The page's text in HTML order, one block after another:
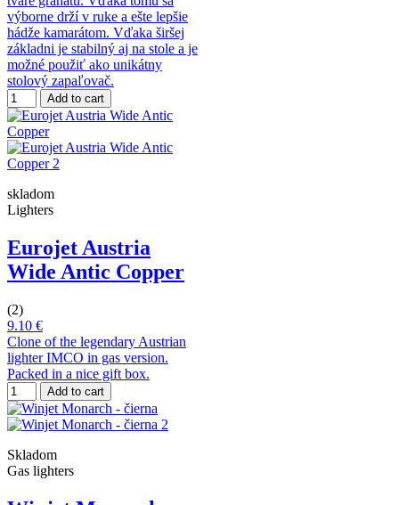
výborne drží v ruke a ešte lepšie
hádže kamarátom. Vďaka širšej
základni je stabilný aj na stole a je
možné použiť ako unikátny
stolový zapaľovač.
Add to cart
skladom
Lighters
Eurojet Austria
Wide Antic Copper
(2)
9.10 €
Clone of the legendary Austrian
lighter IMCO in gas version.
Packed in a nice gift box.
Add to cart
Skladom
Gas lighters